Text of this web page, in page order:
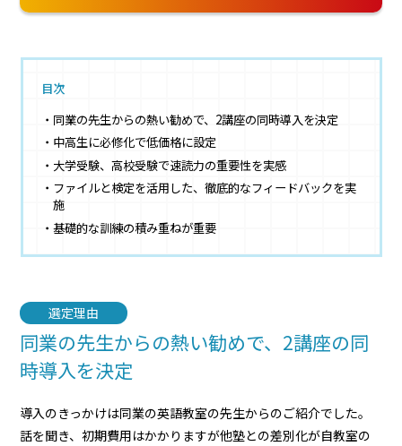
目次
同業の先生からの熱い勧めで、2講座の同時導入を決定
中高生に必修化で低価格に設定
大学受験、高校受験で速読力の重要性を実感
ファイルと検定を活用した、徹底的なフィードバックを実
施
基礎的な訓練の積み重ねが重要
選定理由
同業の先生からの熱い勧めで、2講座の同
時導入を決定
導入のきっかけは同業の英語教室の先生からのご紹介でした。
話を聞き、初期費用はかかりますが他塾との差別化が自教室の